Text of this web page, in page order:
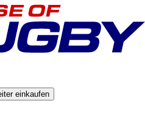
einkaufen